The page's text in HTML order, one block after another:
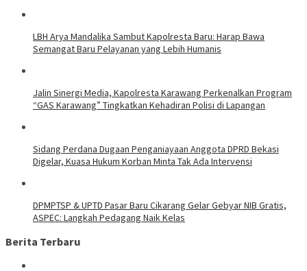
LBH Arya Mandalika Sambut Kapolresta Baru: Harap Bawa
Semangat Baru Pelayanan yang Lebih Humanis
Jalin Sinergi Media, Kapolresta Karawang Perkenalkan Program
“GAS Karawang” Tingkatkan Kehadiran Polisi di Lapangan
Sidang Perdana Dugaan Penganiayaan Anggota DPRD Bekasi
Digelar, Kuasa Hukum Korban Minta Tak Ada Intervensi
DPMPTSP & UPTD Pasar Baru Cikarang Gelar Gebyar NIB Gratis,
ASPEC: Langkah Pedagang Naik Kelas
Berita Terbaru